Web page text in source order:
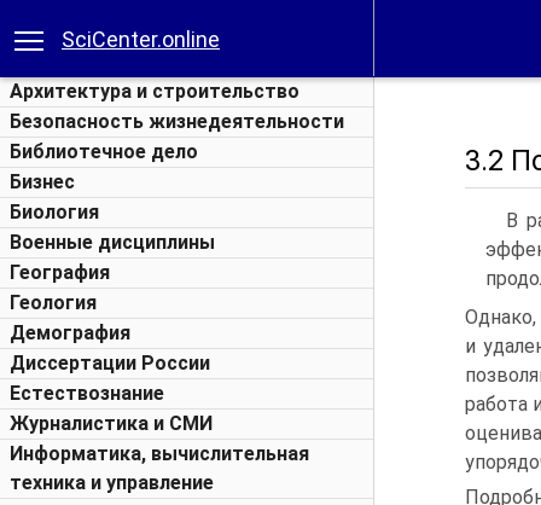
SciCenter.online
Архитектура и строительство
Безопасность жизнедеятельности
Библиотечное дело
Бизнес
Биология
Военные дисциплины
География
Геология
Демография
Диссертации России
Естествознание
Журналистика и СМИ
Информатика, вычислительная
техника и управление
3.2
В
и
работа